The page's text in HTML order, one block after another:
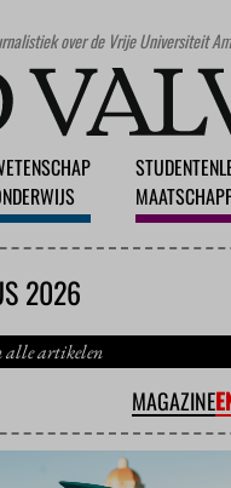
over de Vrije Universiteit
2026
MAGAZINE